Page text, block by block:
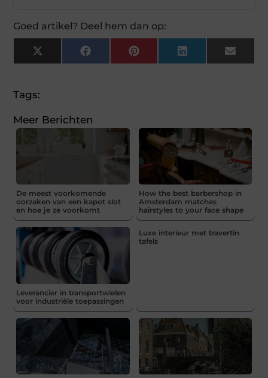
Goed artikel? Deel hem dan op:
X
(Twitter)
FacebookPinterestLinkedInEmail
Tags:
Meer Berichten
De meest voorkomende
oorzaken van een kapot slot
en hoe je ze voorkomt
How the best barbershop in
Amsterdam matches
hairstyles to your face shape
Leverancier in transportwielen
voor industriële toepassingen
Luxe interieur met travertin
tafels